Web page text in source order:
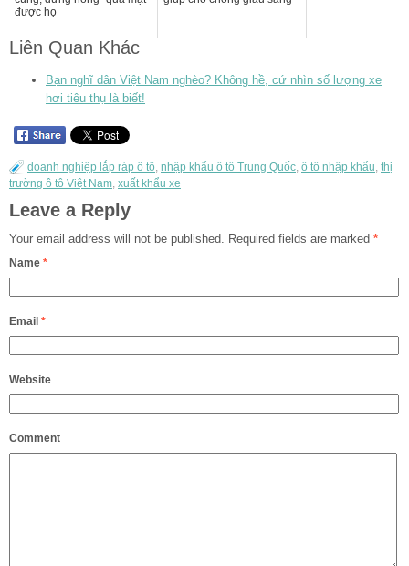
được họ
Liên Quan Khác
Bạn nghĩ dân Việt Nam nghèo? Không hề, cứ nhìn số lượng xe
hơi tiêu thụ là biết!
doanh nghiệp lắp ráp ô tô, nhập khẩu ô tô Trung Quốc, ô tô nhập khẩu, thị
trường ô tô Việt Nam, xuất khẩu xe
Leave a Reply
Your email address will not be published. Required fields are marked *
Name *
Email *
Website
Comment